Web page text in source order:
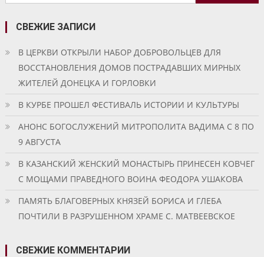
СВЕЖИЕ ЗАПИСИ
В ЦЕРКВИ ОТКРЫЛИ НАБОР ДОБРОВОЛЬЦЕВ ДЛЯ
ВОССТАНОВЛЕНИЯ ДОМОВ ПОСТРАДАВШИХ МИРНЫХ
ЖИТЕЛЕЙ ДОНЕЦКА И ГОРЛОВКИ
В КУРБЕ ПРОШЕЛ ФЕСТИВАЛЬ ИСТОРИИ И КУЛЬТУРЫ
АНОНС БОГОСЛУЖЕНИЙ МИТРОПОЛИТА ВАДИМА С 8 ПО
9 АВГУСТА
В КАЗАНСКИЙ ЖЕНСКИЙ МОНАСТЫРЬ ПРИНЕСЕН КОВЧЕГ
С МОЩАМИ ПРАВЕДНОГО ВОИНА ФЕОДОРА УШАКОВА
ПАМЯТЬ БЛАГОВЕРНЫХ КНЯЗЕЙ БОРИСА И ГЛЕБА
ПОЧТИЛИ В РАЗРУШЕННОМ ХРАМЕ С. МАТВЕЕВСКОЕ
СВЕЖИЕ КОММЕНТАРИИ